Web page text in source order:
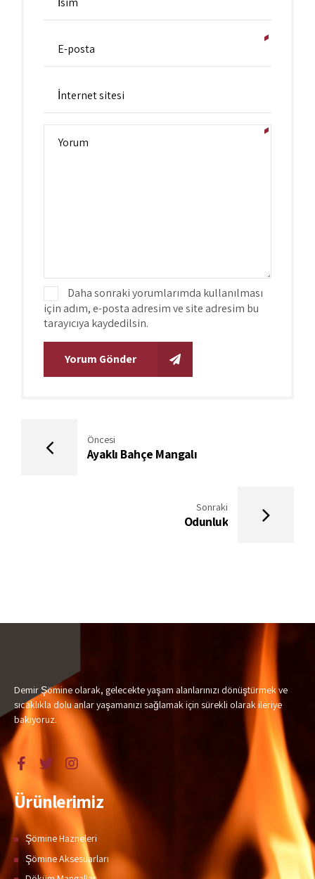
Daha sonraki yorumlarımda kullanılması
için adım, e-posta adresim ve site adresim bu
tarayıcıya kaydedilsin.
Yorum Gönder
Öncesi
Ayaklı Bahçe Mangalı
Sonraki
Odunluk
Demir Şömine olarak, gelecekte yaşam alanlarınızı dönüştürmek ve
sıcaklıkla dolu anlar yaşamanızı sağlamak için sürekli olarak ileriye
bakıyoruz.
Ürünlerimiz
Şömine Hazneleri
Şömine Aksesuarları